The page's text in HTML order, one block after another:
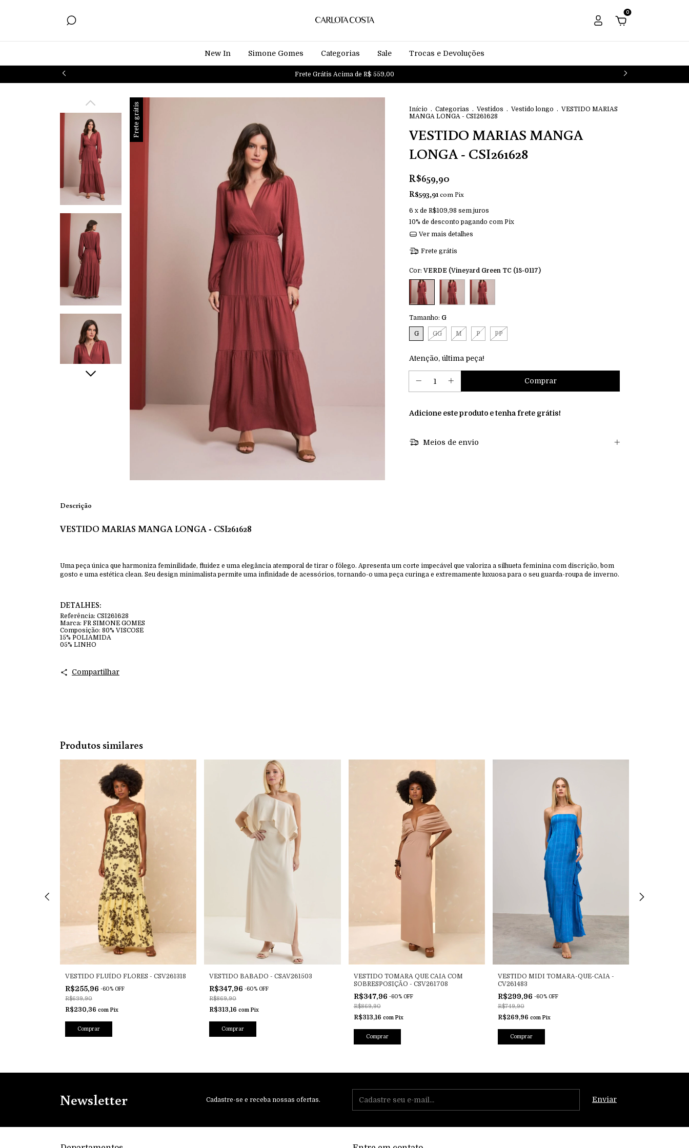
0
New In Simone Gomes Categorias Sale Trocas e Devoluções
Frete Grátis Acima de R$ 559,00
Frete grátis Início . Categorias . Vestidos . Vestido longo . VESTIDO MARIAS
MANGA LONGA - CSI261628
VESTIDO MARIAS MANGA
LONGA - CSI261628
R$659,90
R$593,91comPix
6 x de R$109,98 sem juros
10% de desconto pagando com Pix
Ver mais detalhes
Frete grátis
Cor:VERDE (Vineyard Green TC (18-0117)
Tamanho: G
G GG M P PP
Atenção, última peça!
Adicione este produto etenha frete grátis!
Meios de envio
Descrição
VESTIDO MARIAS MANGA LONGA - CSI261628
Uma peça única que harmoniza feminilidade, fluidez e uma elegância atemporal de tirar o fôlego. Apresenta um corte impecável que valoriza a silhueta feminina com discrição, bom
gosto e uma estética clean. Seu design minimalista permite uma infinidade de acessórios, tornando-o uma peça curinga e extremamente luxuosa para o seu guarda-roupa de inverno.
DETALHES:
Referência: CSI261628
Marca: FR SIMONE GOMES
Composição: 80% VISCOSE
15% POLIAMIDA
05% LINHO
Compartilhar
Produtos similares
VESTIDO FLUÍDO FLORES - CSV261318
R$255,96 -60% OFF
R$639,90
R$230,36 com Pix
Comprar
VESTIDO BABADO - CSAV261503
R$347,96-60% OFF
R$869,90
R$313,16com Pix
Comprar
VESTIDO TOMARA QUE CAIA COM
SOBRESPOSIÇÃO - CSV261708
R$347,96 -60% OFF
R$869,90
R$313,16 com Pix
Comprar
VESTIDO MIDI TOMARA-QUE-CAIA -
CV261483
R$299,96 -60% OFF
R$749,90
R$269,96 com Pix
Comprar
Newsletter Cadastre-se e receba nossas ofertas.